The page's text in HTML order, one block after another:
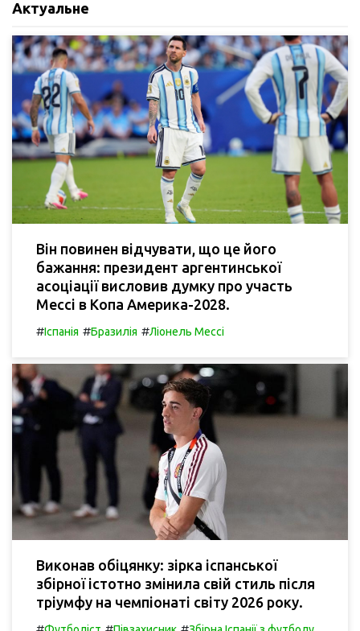
Актуальне
Він повинен відчувати, що це його
бажання: президент аргентинської
асоціації висловив думку про участь
Мессі в Копа Америка-2028.
#Іспанія #Бразилія #Ліонель Мессі
Виконав обіцянку: зірка іспанської
збірної істотно змінила свій стиль після
тріумфу на чемпіонаті світу 2026 року.